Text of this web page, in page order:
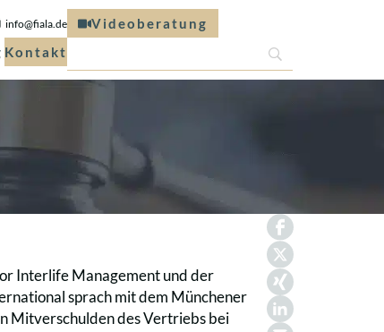
info@fiala.de
Kontakt
Videoberatung
Interlife Management und der
sprach mit dem Münchener
Mitverschulden des Vertriebs bei